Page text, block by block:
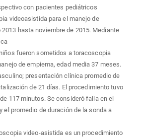
con pacientes pediátricos
videoasistida para el manejo de
hasta noviembre de 2015. Mediante
fueron sometidos a toracoscopia
de empiema, edad media 37 meses.
presentación clínica promedio de
de 21 días. El procedimiento tuvo
117 minutos. Se consideró falla en el
el promedio de duración de la sonda a
video-asistida es un procedimiento